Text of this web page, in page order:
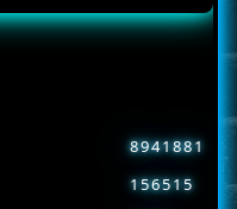
8941881
156515